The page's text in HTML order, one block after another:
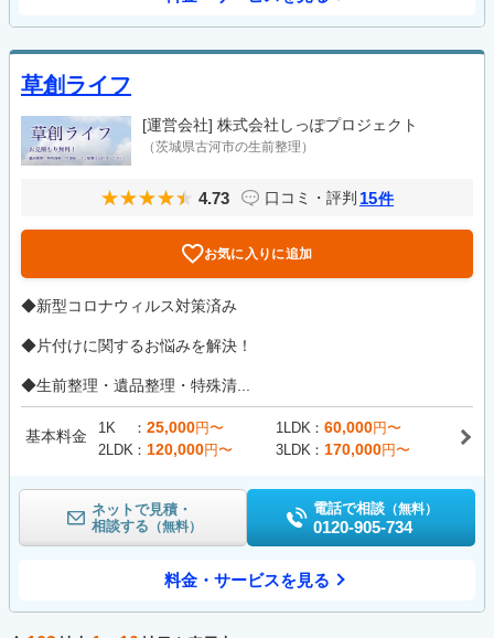
草創ライフ
[運営会社] 株式会社しっぽプロジェクト
（茨城県古河市の生前整理）
4.73 口コミ・評判 15件
お気に入りに追加
◆新型コロナウィルス対策済み
◆片付けに関するお悩みを解決！
◆生前整理・遺品整理・特殊清...
基本料金 1K 25,000円〜 1LDK 60,000円〜
2LDK
120,000円〜 3LDK 170,000円〜
ネットで見積・
相談する （無料）
電話で相談 （無料）
0120-905-734
料金・サービスを見る